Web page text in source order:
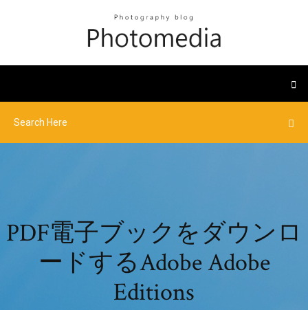
PDF電子ブックをダウンロ
ードするAdobe Adob​​e
Editions